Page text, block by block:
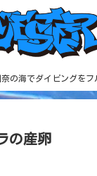
の海でダイビングをフ
の産卵